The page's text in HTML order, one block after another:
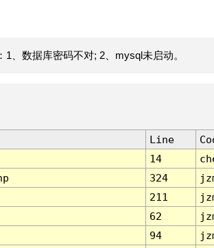
、数据库密码不对; 2、mysql未启动。
Line
14
324
211
62
94